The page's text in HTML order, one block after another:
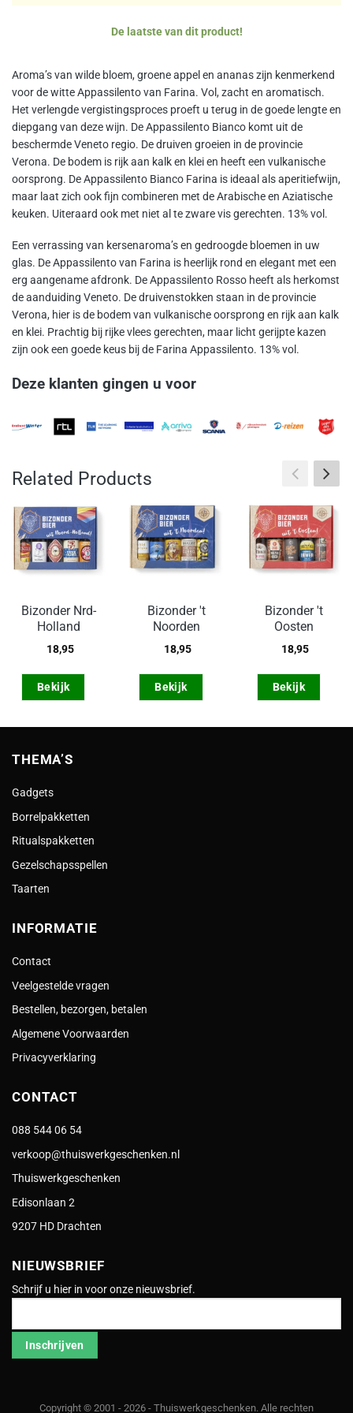
De laatste van dit product!
Aroma’s van wilde bloem, groene appel en ananas zijn kenmerkend
voor de witte Appassilento van Farina. Vol, zacht en aromatisch.
Het verlengde vergistingsproces proeft u terug in de goede lengte en
diepgang van deze wijn. De Appassilento Bianco komt uit de
beschermde Veneto regio. De druiven groeien in de provincie
Verona. De bodem is rijk aan kalk en klei en heeft een vulkanische
oorsprong. De Appassilento Bianco Farina is ideaal als aperitiefwijn,
maar laat zich ook fijn combineren met de Arabische en Aziatische
keuken. Uiteraard ook met niet al te zware vis gerechten. 13% vol.
Een verrassing van kersenaroma’s en gedroogde bloemen in uw
glas. De Appassilento van Farina is heerlijk rond en elegant met een
erg aangename afdronk. De Appassilento Rosso heeft als herkomst
de aanduiding Veneto. De druivenstokken staan in de provincie
Verona, hier is de bodem van vulkanische oorsprong en rijk aan kalk
en klei. Prachtig bij rijke vlees gerechten, maar licht gerijpte kazen
zijn ook een goede keus bij de Farina Appassilento. 13% vol.
Deze klanten gingen u voor
Related Products
Bizonder Nrd-
Holland
18,95
Bekijk
Bizonder 't
Noorden
18,95
Bekijk
Bizonder 't
Oosten
18,95
Bekijk
THEMA’S
Gadgets
Borrelpakketten
Ritualspakketten
Gezelschapsspellen
Taarten
INFORMATIE
Contact
Veelgestelde vragen
Bestellen, bezorgen, betalen
Algemene Voorwaarden
Privacyverklaring
CONTACT
088 544 06 54
verkoop@thuiswerkgeschenken.nl
Thuiswerkgeschenken
Edisonlaan 2
9207 HD Drachten
NIEUWSBRIEF
Schrijf u hier in voor onze nieuwsbrief.
Inschrijven
Copyright © 2001 - 2026 - Thuiswerkgeschenken. Alle rechten